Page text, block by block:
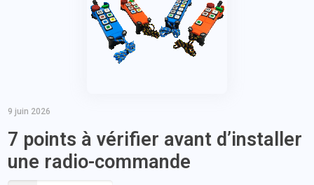
9 juin 2026
7 points à vérifier avant d’installer
une radio-commande